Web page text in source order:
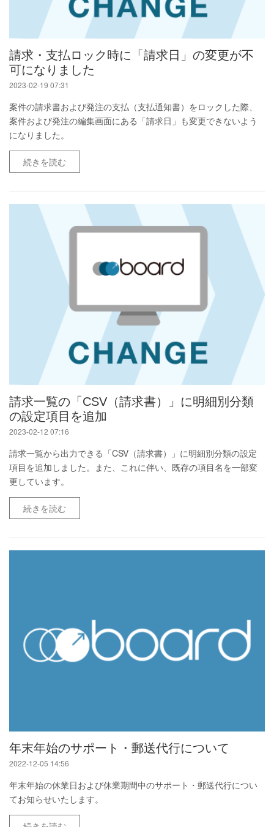
請求・支払ロック時に「請求日」の変更が不
可になりました
2023-02-19 07:31
案件の請求書および発注の支払（支払通知書）をロックした際、
案件および発注の編集画面にある「請求日」も変更できないよう
になりました。
続きを読む
請求一覧の「CSV（請求書）」に明細別分類
の設定項目を追加
2023-02-12 07:16
請求一覧から出力できる「CSV（請求書）」に明細別分類の設定
項目を追加しました。また、これに伴い、既存の項目名を一部変
更しています。
続きを読む
年末年始のサポート・郵送代行について
2022-12-05 14:56
年末年始の休業日および休業期間中のサポート・郵送代行につい
てお知らせいたします。